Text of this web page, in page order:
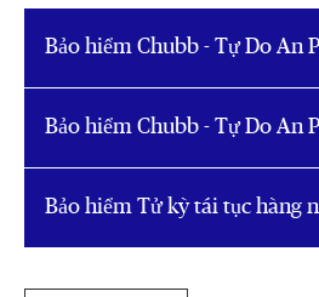
Bảo hiểm Chubb - Tự Do An
Bảo hiểm Chubb - Tự Do An
Bảo hiểm Tử kỳ tái tục hàng